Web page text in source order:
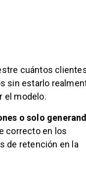
cuántos
sin estarlo
el modelo.
o solo
correcto en los
de retención en la